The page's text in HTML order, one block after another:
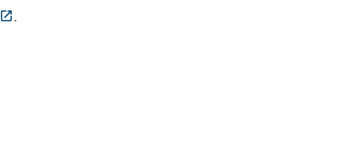
(Deze link gaat naar een externe website)
.